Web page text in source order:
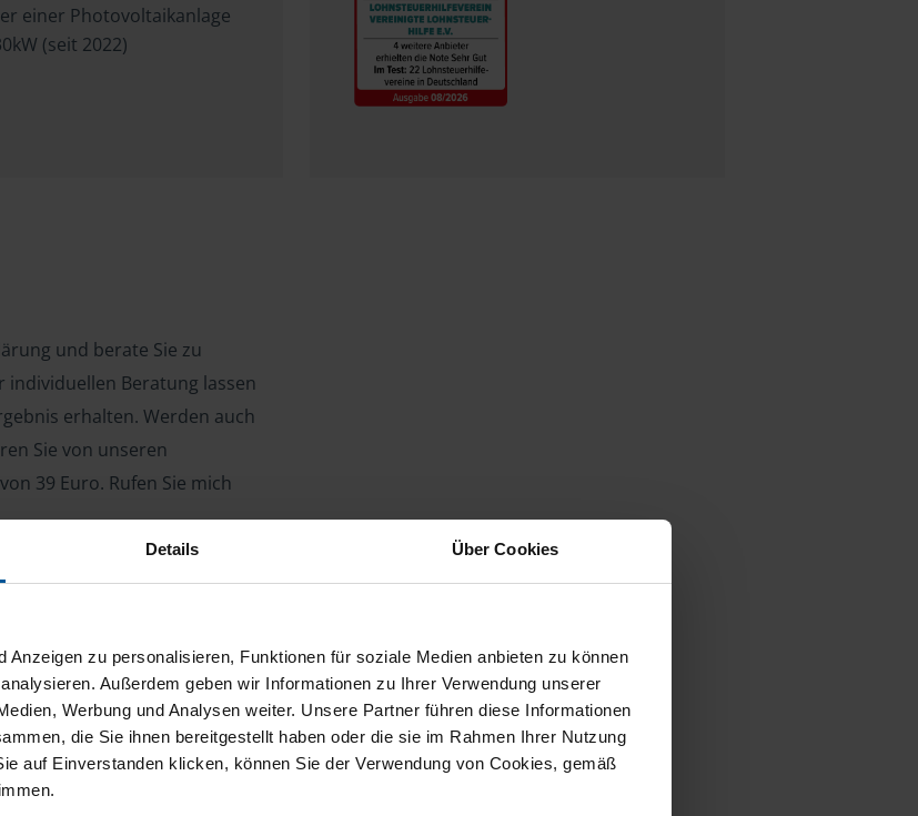
Details Über Cookies
Anzeigen zu personalisieren, Funktionen für soziale Medien anbieten zu können
Außerdem geben wir Informationen zu Ihrer Verwendung unserer
Werbung und Analysen weiter. Unsere Partner führen diese Informationen
die Sie ihnen bereitgestellt haben oder die sie im Rahmen Ihrer Nutzung
auf Einverstanden klicken, können Sie der Verwendung von Cookies, gemäß
einer Photovoltaikanlage
(seit 2022)
und berate Sie zu
individuellen Beratung lassen
erhalten. Werden auch
Sie von unseren
39 Euro. Rufen Sie mich
Beamte, Auszubildende,
(StBerG). Auch bei Einkünften
Dienstleister für Sie.
und umsatzsteuerpflichtigen